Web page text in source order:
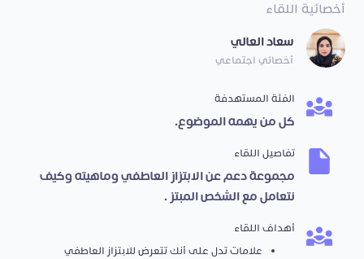
أخصائية اللقاء
سعاد العالي
أخصائي اجتماعي
الفئة المستهدفة
كل من يهمه الموضوع.
تفاصيل اللقاء
مجموعة دعم عن الابتزاز العاطفي وماهيته وكيف
نتعامل مع الشخص المبتز .
أهداف اللقاء
علامات تدل على أنك تتعرض للابتزاز العاطفي